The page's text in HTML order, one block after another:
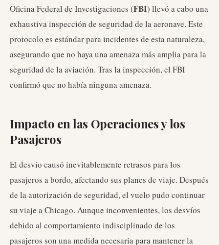
Oficina Federal de Investigaciones (FBI) llevó a cabo una
exhaustiva inspección de seguridad de la aeronave. Este
protocolo es estándar para incidentes de esta naturaleza,
asegurando que no haya una amenaza más amplia para la
seguridad de la aviación. Tras la inspección, el FBI
confirmó que no había ninguna amenaza.
Impacto en las Operaciones y los
Pasajeros
El desvío causó inevitablemente retrasos para los
pasajeros a bordo, afectando sus planes de viaje. Después
de la autorización de seguridad, el vuelo pudo continuar
su viaje a Chicago. Aunque inconvenientes, los desvíos
debido al comportamiento indisciplinado de los
pasajeros son una medida necesaria para mantener la